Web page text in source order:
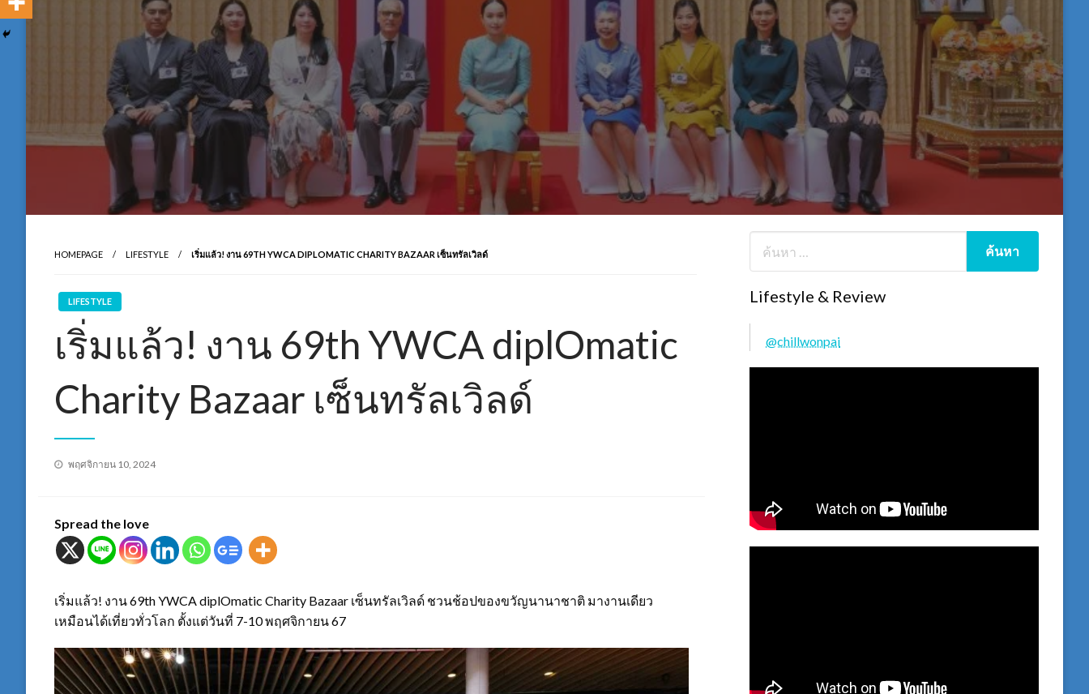
HOMEPAGE LIFESTYLE เริ่มแล้ว! งาน 69TH YWCA DIPLOMATIC CHARITY BAZAAR เซ็นทรัลเวิลด์
LIFESTYLE
เริ่มแล้ว! งาน 69th YWCA diplOmatic
Charity Bazaar เซ็นทรัลเวิลด์
Posted
พฤศจิกายน 10, 2024
Spread the love
เริ่มแล้ว! งาน 69th YWCA diplOmatic Charity Bazaar เซ็นทรัลเวิลด์ ชวนช้อปของขวัญนานาชาติ มางานเดียว
เหมือนได้เที่ยวทั่วโลก ตั้งแต่วันที่ 7-10 พฤศจิกายน 67
Lifestyle & Review
@chillwonpai